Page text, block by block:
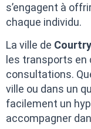
s’engagent à
chaque individu.
La ville de Courtry
les transports en
consultations.
ville ou dans un
facilement un
accompagner